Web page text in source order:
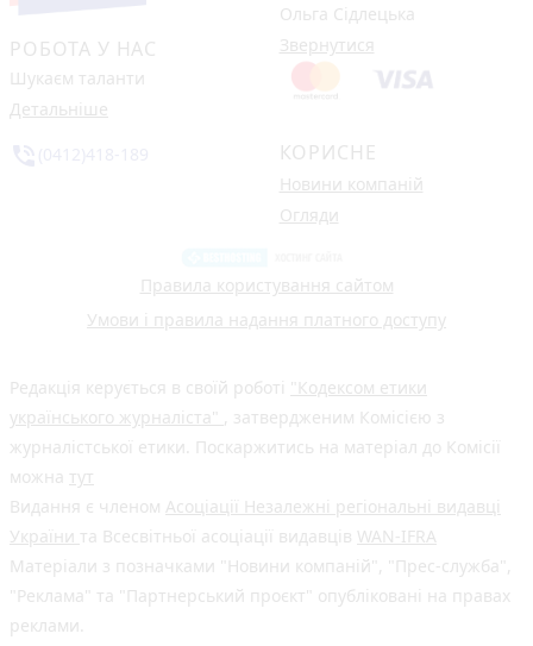
РОБОТА У НАС
Шукаєм таланти
Детальніше
Ольга Сідлецька
Звернутися
КОРИСНЕ
Новини компаній
Огляди
Правила користування сайтом
Умови і правила надання платного доступу
Редакція керується в своїй роботі "Кодексом етики
українського журналіста"
, затвердженим Комісією з
журналістської етики. Поскаржитись на матеріал до Комісії
можна тут
Видання є членом Асоціації Незалежні регіональні видавці
України та Всесвітньої асоціації видавців WAN-IFRA
Матеріали з позначками "Новини компаній", "Прес-служба",
"Реклама" та "Партнерський проєкт" опубліковані на правах
реклами.